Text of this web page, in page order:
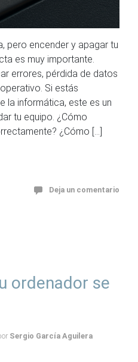
pero encender y apagar tu
es muy importante.
errores, pérdida de datos
Si estás
la informática, este es un
tu equipo. ¿Cómo
¿Cómo […]
Deja un comentario
ordenador se
Sergio García Aguilera